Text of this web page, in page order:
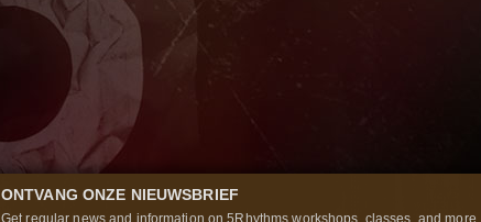
ONTVANG ONZE NIEUWSBRIEF
Get regular news and information on 5Rhythms workshops, classes, and more...